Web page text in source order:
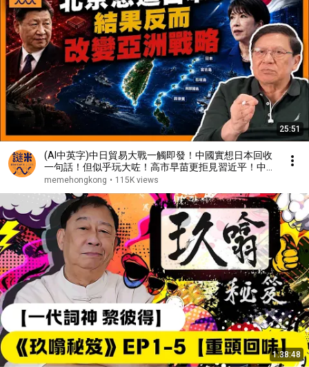
25:51
(AI中英字)中日貿易大戰一觸即發！中國實想日本回收
一句話！但似乎玩大咗！高市早苗更拒見習近平！中方
不賣稀土、日方不賣光刻膠！兩國貿易戰全面開打哪方
memehongkong • 115K views
1:38:48